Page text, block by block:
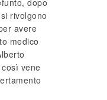
dopo
rivolgono
avere
medico
vene